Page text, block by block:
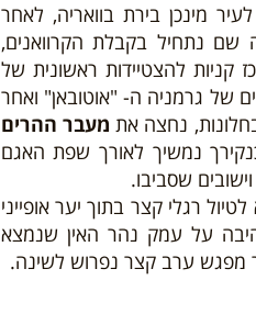
מינכן בירת בוואריה, לאחר
שם נתחיל בקבלת הקרוואנים,
להצטיידות ראשונית של
של גרמניה ה- "אוטובאן" ואחר
בחלונות, נחצה את מעבר ההרים
נמשיך לאורך שפת האגם
שסביבו.
רגלי קצר בתוך יער אופייני
על עמק נהר האין שנמצא
מפגש ערב קצר נפרוש לשינה.